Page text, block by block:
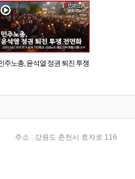
주노총, 윤석열 정권 퇴진 투쟁
주소 : 강원도 춘천시 효자로 116